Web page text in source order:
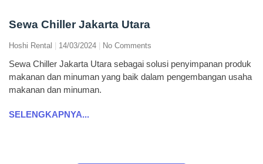
Sewa Chiller Jakarta Utara
Hoshi Rental 14/03/2024 No Comments
Sewa Chiller Jakarta Utara sebagai solusi penyimpanan produk
makanan dan minuman yang baik dalam pengembangan usaha
makanan dan minuman.
SELENGKAPNYA...